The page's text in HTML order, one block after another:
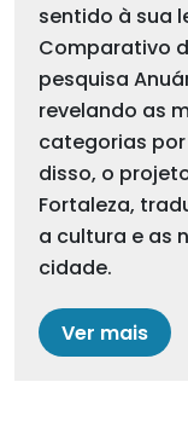
sentido à sua
Comparativo
pesquisa
revelando as
categorias
disso, o
Fortaleza,
a cultura e as
cidade.
Ver mais